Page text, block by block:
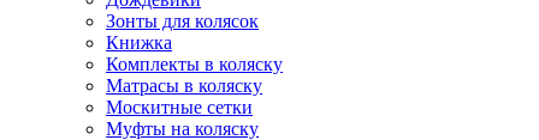
Зонты для колясок
Книжка
Комплекты в коляску
Матрасы в коляску
Москитные сетки
Муфты на коляску